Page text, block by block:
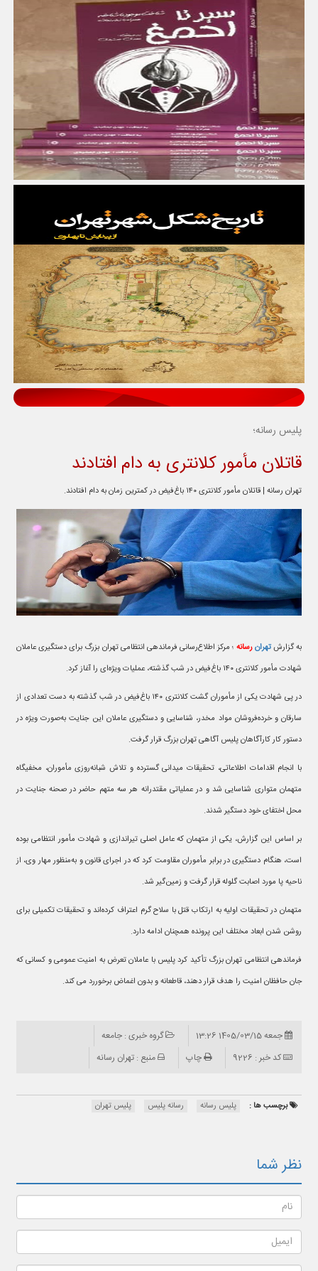
پلیس رسانه؛
قاتلان مأمور کلانتری به دام افتادند
تهران رسانه | قاتلان مأمور کلانتری ۱۴۰ باغ‌فیض در کمترین زمان به دام افتادند.
به گزارشتهرانرسانه ؛ مرکز اطلاع‌رسانی فرماندهی انتظامی تهران بزرگ برای دستگیری عاملان
شهادت مأمور کلانتری ۱۴۰ باغ‌فیض در شب گذشته، عملیات ویژه‌ای را آغاز کرد.
در پی شهادت یکی از مأموران گشت کلانتری ۱۴۰ باغ‌فیض در شب گذشته به دست تعدادی از
سارقان و خرده‌فروشان مواد مخدر، شناسایی و دستگیری عاملان این جنایت به‌صورت ویژه در
دستور کار کارآگاهان پلیس آگاهی تهران بزرگ قرار گرفت.
با انجام اقدامات اطلاعاتی، تحقیقات میدانی گسترده و تلاش شبانه‌روزی مأموران، مخفیگاه
متهمان متواری شناسایی شد و در عملیاتی مقتدرانه هر سه متهم حاضر در صحنه جنایت در
محل اختفای خود دستگیر شدند.
بر اساس این گزارش، یکی از متهمان که عامل اصلی تیراندازی و شهادت مأمور انتظامی بوده
است، هنگام دستگیری در برابر مأموران مقاومت کرد که در اجرای قانون و به‌منظور مهار وی، از
ناحیه پا مورد اصابت گلوله قرار گرفت و زمین‌گیر شد.
متهمان در تحقیقات اولیه به ارتکاب قتل با سلاح گرم اعتراف کرده‌اند و تحقیقات تکمیلی برای
روشن شدن ابعاد مختلف این پرونده همچنان ادامه دارد.
فرماندهی انتظامی تهران بزرگ تأکید کرد پلیس با عاملان تعرض به امنیت عمومی و کسانی که
جان حافظان امنیت را هدف قرار دهند، قاطعانه و بدون اغماض برخوررد می کند.
جمعه 1405/03/15 13:26
گروه خبری : جامعه
کد خبر : 9226
چاپ منبع : تهران رسانه
برچسب ها : پلیس رسانه رسانه پلیس پلیس تهران
نظر شما